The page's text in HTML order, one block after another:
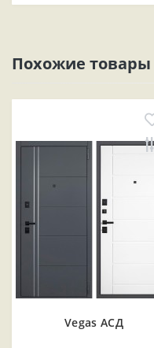
Похожие товары
Vegas АСД